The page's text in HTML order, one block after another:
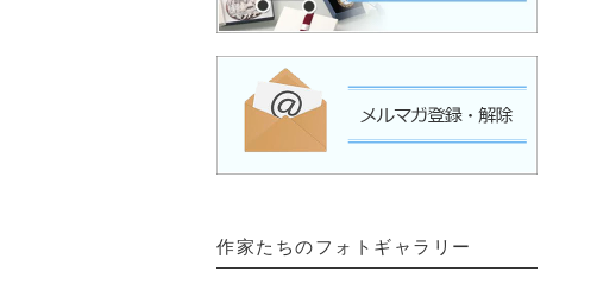
作家たちのフォトギャラリー